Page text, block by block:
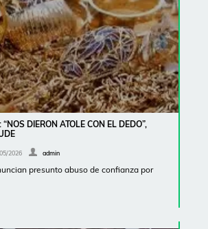
DIERON ATOLE CON EL DEDO”,
2026 admin
presunto abuso de confianza por